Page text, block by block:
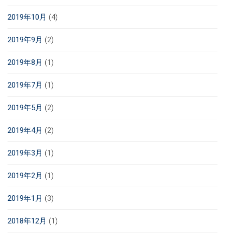
2019年10月 (4)
2019年9月 (2)
2019年8月 (1)
2019年7月 (1)
2019年5月 (2)
2019年4月 (2)
2019年3月 (1)
2019年2月 (1)
2019年1月 (3)
2018年12月 (1)